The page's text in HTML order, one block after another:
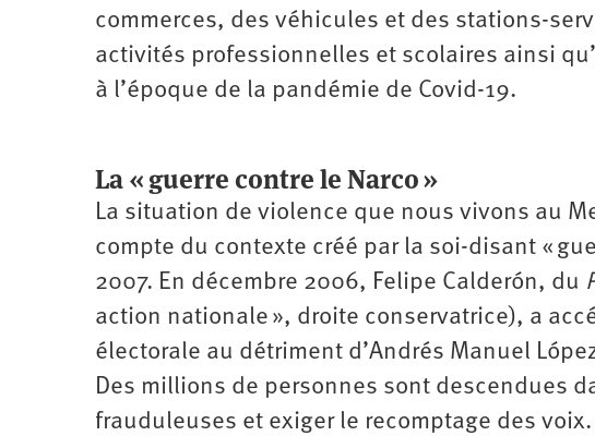
commerces, des véhicules et des stations-
activités professionnelles et scolaires ainsi
à l’époque de la pandémie de Covid-19.
La « guerre contre le Narco »
La situation de violence que nous vivons au
compte du contexte créé par la soi-disant «
2007. En décembre 2006, Felipe Calderón, du
action nationale », droite conservatrice), a
électorale au détriment d’Andrés Manuel
Des millions de personnes sont descendues
frauduleuses et exiger le recomptage des